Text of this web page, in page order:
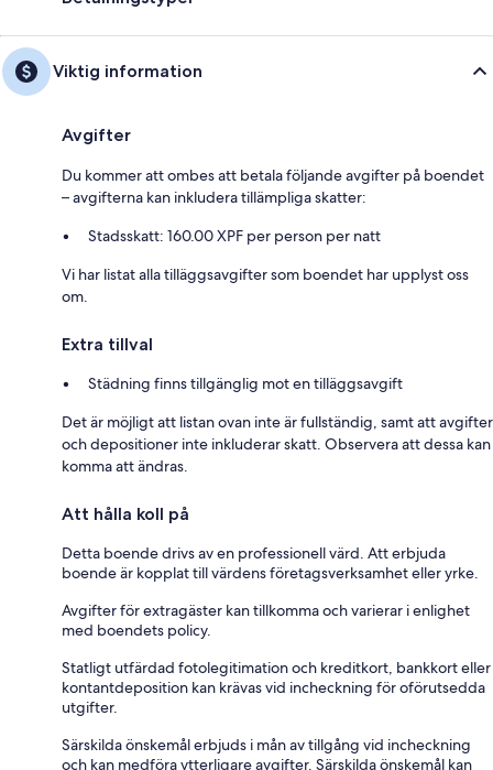
Viktig information
Avgifter
Du kommer att ombes att betala följande avgifter på boendet
– avgifterna kan inkludera tillämpliga skatter:
Stadsskatt: 160.00 XPF per person per natt
Vi har listat alla tilläggsavgifter som boendet har upplyst oss
om.
Extra tillval
Städning finns tillgänglig mot en tilläggsavgift
Det är möjligt att listan ovan inte är fullständig, samt att avgifter
och depositioner inte inkluderar skatt. Observera att dessa kan
komma att ändras.
Att hålla koll på
Detta boende drivs av en professionell värd. Att erbjuda
boende är kopplat till värdens företagsverksamhet eller yrke.
Avgifter för extragäster kan tillkomma och varierar i enlighet
med boendets policy.
Statligt utfärdad fotolegitimation och kreditkort, bankkort eller
kontantdeposition kan krävas vid incheckning för oförutsedda
utgifter.
Särskilda önskemål erbjuds i mån av tillgång vid incheckning
och kan medföra ytterligare avgifter. Särskilda önskemål kan